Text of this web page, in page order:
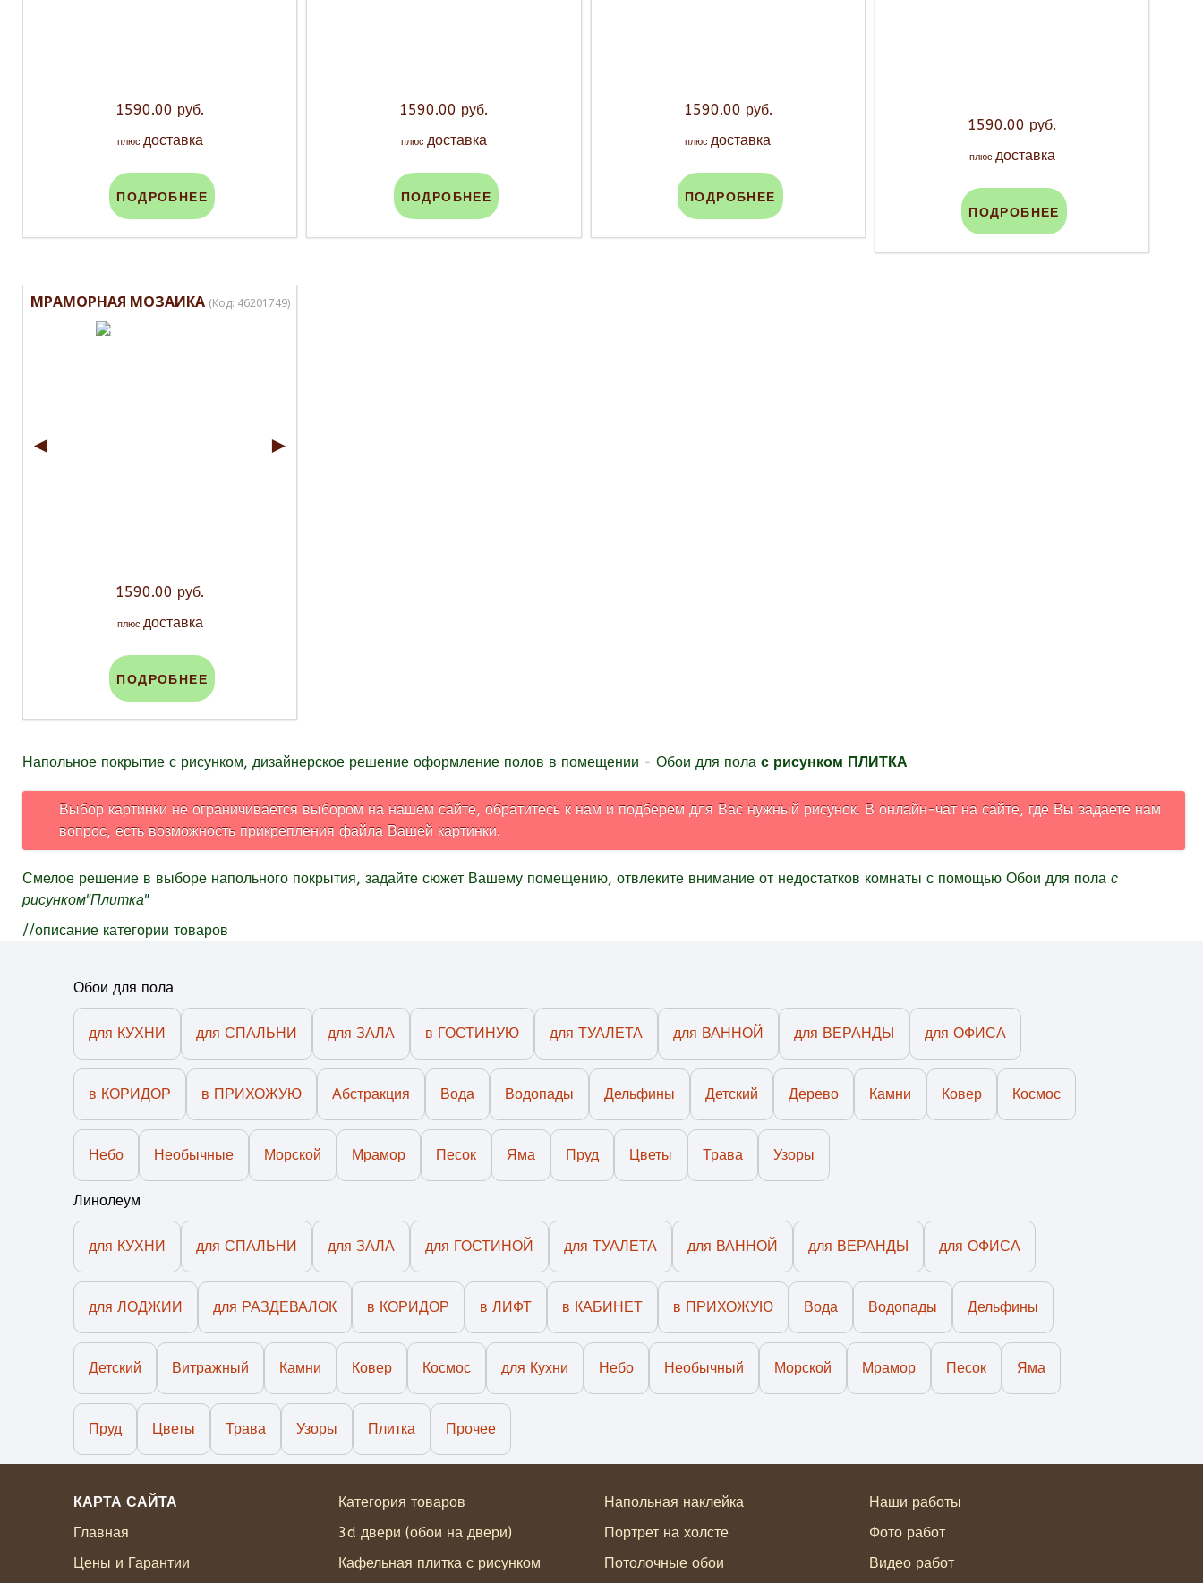
1590.00 руб.
плюс доставка
ПОДРОБНЕЕ
1590.00 руб.
плюс доставка
ПОДРОБНЕЕ
1590.00 руб.
плюсдоставка
ПОДРОБНЕЕ
1590.00 руб.
плюс доставка
ПОДРОБНЕЕ
МРАМОРНАЯ МОЗАИКА (Код: 46201749)
◄ ►
1590.00 руб.
плюс доставка
ПОДРОБНЕЕ
Напольное покрытие с рисунком, дизайнерское решение оформление полов в помещении - Обои для пола с рисунком ПЛИТКА
Выбор картинки не ограничивается выбором на нашем сайте, обратитесь к нам и подберем для Вас нужный рисунок. В онлайн-чат на сайте, где Вы задаете нам
вопрос, есть возможность прикрепления файла Вашей картинки.
Смелое решение в выборе напольного покрытия, задайте сюжет Вашему помещению, отвлеките внимание от недостатков комнаты с помощью Обои для пола с
рисунком"Плитка"
//описание категории товаров
Обои для пола
для КУХНИ для СПАЛЬНИ для ЗАЛА в ГОСТИНУЮ для ТУАЛЕТА для ВАННОЙ для ВЕРАНДЫ для ОФИСА
в КОРИДОР в ПРИХОЖУЮ Абстракция Вода Водопады Дельфины Детский Дерево Камни Ковер Космос
Небо Необычные Морской Мрамор Песок Яма Пруд Цветы Трава Узоры
Линолеум
для КУХНИ для СПАЛЬНИ для ЗАЛА для ГОСТИНОЙ для ТУАЛЕТА для ВАННОЙ для ВЕРАНДЫ для ОФИСА
для ЛОДЖИИ для РАЗДЕВАЛОК в КОРИДОР в ЛИФТ в КАБИНЕТ в ПРИХОЖУЮ Вода Водопады Дельфины
Детский Витражный Камни Ковер Космос для Кухни Небо Необычный Морской Мрамор Песок Яма
Пруд Цветы Трава Узоры Плитка Прочее
КАРТА САЙТА
Главная
Цены и Гарантии
Категория товаров
3d двери (обои на двери)
Кафельная плитка с рисунком
Напольная наклейка
Портрет на холсте
Потолочные обои
Наши работы
Фото работ
Видео работ